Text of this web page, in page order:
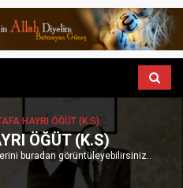
HAYRI ÖĞÜT (K.S)
ÖĞÜT (K.S)
buradan görüntüleyebilirsiniz..